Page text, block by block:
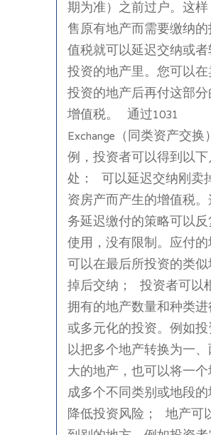
期为准）之前过户。这
售原有地产而需要缴纳
值税就可以延迟交纳或
投资的地产里。您可以
投资的地产后再付这部
增值税。 通过1031
Exchange（同类资产交换
例，投资者可以得到以
处： 可以延迟交纳刚卖
资房产而产生的增值税
务延迟缴付的策略可以
使用，没有限制。应付
可以在最后所投资的类
掉后交纳； 投资者可以
拥有的地产数量和种类
或多元化的投资。例如
以把多个地产转换为一
大的地产，也可以将一
成多个不同类别或地段
降低投资风险； 地产可